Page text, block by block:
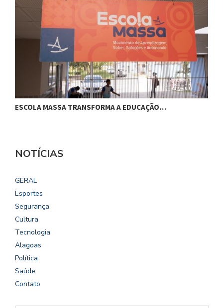
ESCOLA MASSA TRANSFORMA A EDUCAÇÃO…
NOTÍCIAS
GERAL
Esportes
Segurança
Cultura
Tecnologia
Alagoas
Política
Saúde
Contato